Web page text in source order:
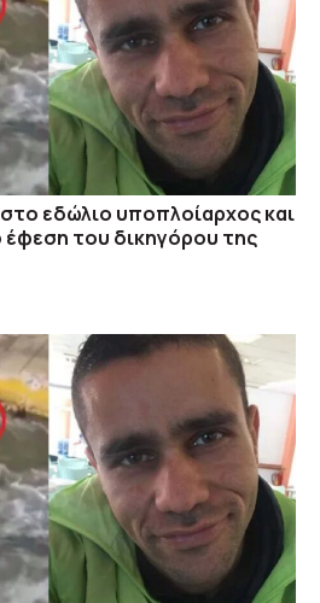
εδώλιο υποπλοίαρχος και
του δικηγόρου της